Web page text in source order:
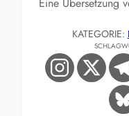
Eine Übersetzung
KATEGORIE: